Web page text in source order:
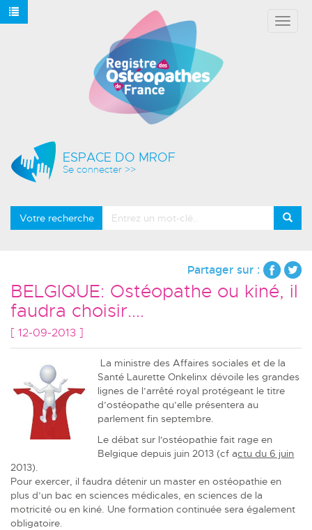
ESPACE DO MROF
Se connecter >>
Votre recherche
Partager sur :
BELGIQUE: Ostéopathe ou kiné, il
faudra choisir....
[ 12-09-2013 ]
La ministre des Affaires sociales et de la
Santé Laurette Onkelinx dévoile les grandes
lignes de l’arrêté royal protégeant le titre
d’ostéopathe qu’elle présentera au
parlement fin septembre.
Le débat sur l'ostéopathie fait rage en
Belgique depuis juin 2013 (cfactu du 6 juin
2013).
Pour exercer, il faudra détenir un master en ostéopathie en
plus d’un bac en sciences médicales, en sciences de la
motricité ou en kiné. Une formation continuée sera également
obligatoire.